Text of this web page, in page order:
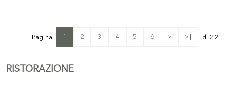
RISTORAZIONE
Pagina 1 2 3 4 5 6 > >| di 22.